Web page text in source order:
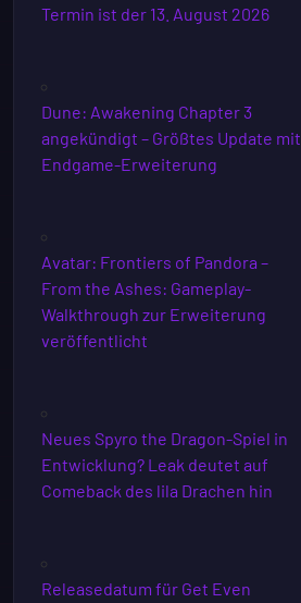
Termin ist der 13. August 2026
Dune: Awakening Chapter 3
angekündigt – Größtes Update mit
Endgame-Erweiterung
Avatar: Frontiers of Pandora –
From the Ashes: Gameplay-
Walkthrough zur Erweiterung
veröffentlicht
Neues Spyro the Dragon-Spiel in
Entwicklung? Leak deutet auf
Comeback des lila Drachen hin
Releasedatum für Get Even